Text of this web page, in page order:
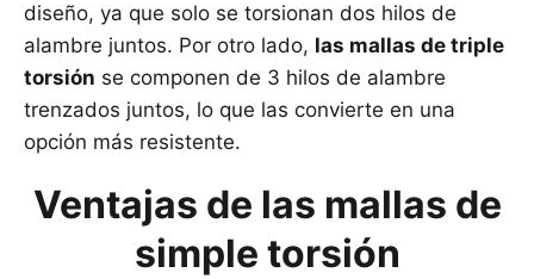
diseño, ya que solo se torsionan dos hilos de
alambre juntos. Por otro lado, las mallas de triple
torsión se componen de 3 hilos de alambre
trenzados juntos, lo que las convierte en una
opción más resistente.
Ventajas de las mallas de
simple torsión